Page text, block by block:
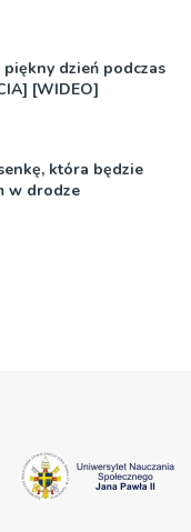
dzień podczas
[WIDEO]
która będzie
w drodze